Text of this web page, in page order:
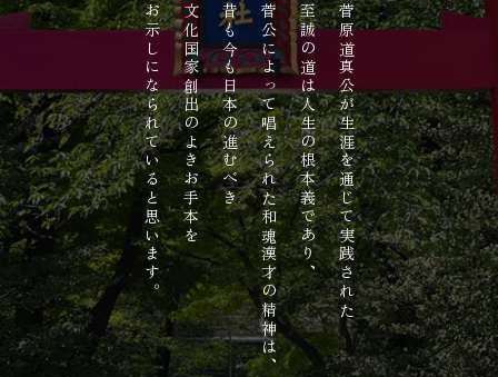
菅原道真公が生涯を通じて実践された
至誠の道は人生の根本義であり、
菅公によって唱えられた和魂漢才の精神は、
昔も今も日本の進むべき
文化国家創出のよきお手本を
お示しになられていると思います。